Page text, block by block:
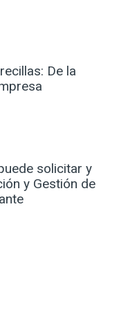
De la
solicitar y
y Gestión de